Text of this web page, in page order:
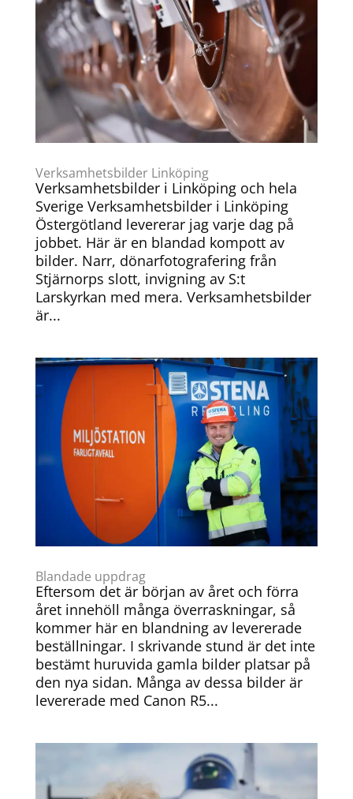
Verksamhetsbilder Linköping
Verksamhetsbilder i Linköping och hela
Sverige Verksamhetsbilder i Linköping
Östergötland levererar jag varje dag på
jobbet. Här är en blandad kompott av
bilder. Narr, dönarfotografering från
Stjärnorps slott, invigning av S:t
Larskyrkan med mera. Verksamhetsbilder
är...
Blandade uppdrag
Eftersom det är början av året och förra
året innehöll många överraskningar, så
kommer här en blandning av levererade
beställningar. I skrivande stund är det inte
bestämt huruvida gamla bilder platsar på
den nya sidan. Många av dessa bilder är
levererade med Canon R5...